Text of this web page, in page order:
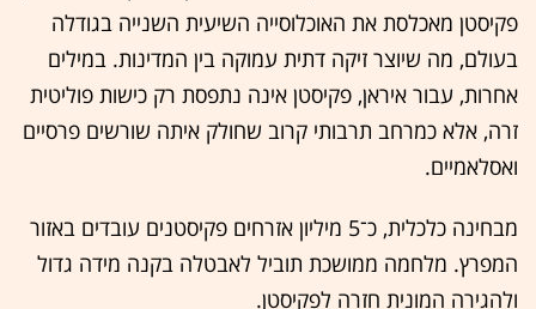
פקיסטן מאכלסת את האוכלוסייה השיעית השנייה בגודלה
בעולם, מה שיוצר זיקה דתית עמוקה בין המדינות. במילים
אחרות, עבור איראן, פקיסטן אינה נתפסת רק כישות פוליטית
זרה, אלא כמרחב תרבותי קרוב שחולק איתה שורשים פרסיים
ואסלאמיים.
מבחינה כלכלית, כ־5 מיליון אזרחים פקיסטנים עובדים באזור
המפרץ. מלחמה ממושכת תוביל לאבטלה בקנה מידה גדול
ולהגירה המונית חזרה לפקיסטן.